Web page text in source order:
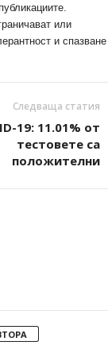
или
и спазване
Следваща статия
19: 11.01% от
тестовете са
положителни